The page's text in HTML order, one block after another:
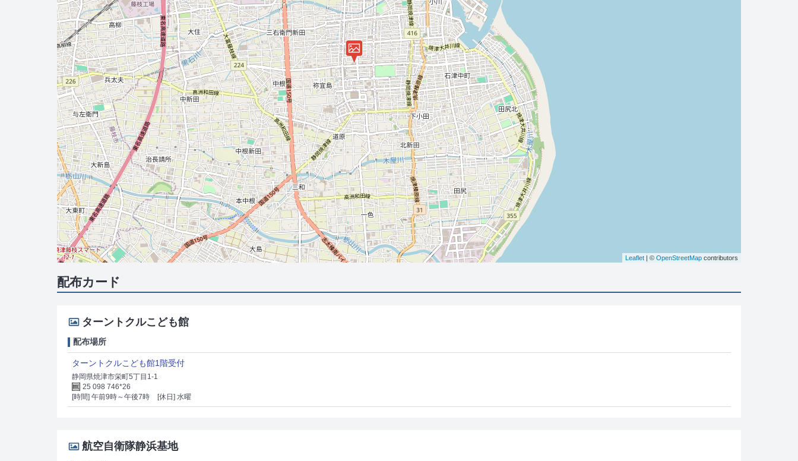
Leaflet | © OpenStreetMap contributors
配布カード
ターントクルこども館
配布場所
ターントクルこども館1階受付
静岡県焼津市栄町5丁目1-1
25 098 746*26
[時間] 午前9時～午後7時
[休日] 水曜
航空自衛隊静浜基地